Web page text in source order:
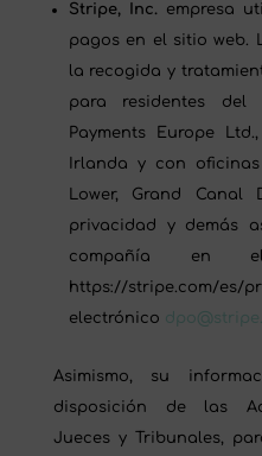
Stripe, Inc.empresa
pagos en el sitio web.
la recogida y
para residentes
Payments Europe
Irlanda y con
Lower, Grand Canal
privacidad y demás
compañía en
https://stripe.com/
electrónico
Asimismo, su
disposición de las
Jueces y Tribunales,